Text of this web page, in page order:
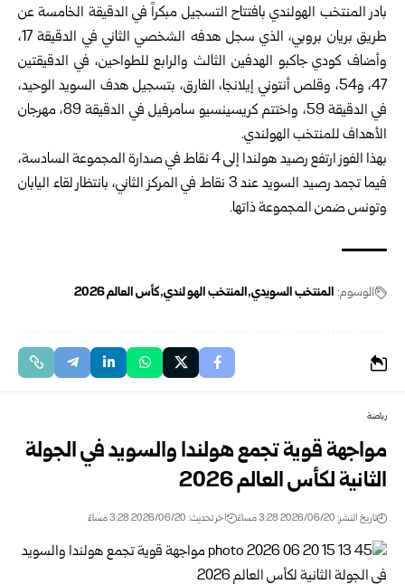
بادر المنتخب الهولندي بافتتاح التسجيل مبكراً في الدقيقة الخامسة عن
طريق بريان بروبي، الذي سجل هدفه الشخصي الثاني في الدقيقة 17،
وأضاف كودي جاكبو الهدفين الثالث والرابع للطواحين، في الدقيقتين
47، و54، وقلص أنتوني إيلانجا، الفارق، بتسجيل هدف السويد الوحيد،
في الدقيقة 59، واختتم كريسينسيو سامرفيل في الدقيقة 89، مهرجان
الأهداف للمنتخب الهولندي.
بهذا الفوز ارتفع رصيد هولندا إلى 4 نقاط في صدارة المجموعة السادسة،
فيما تجمد رصيد السويد عند 3 نقاط في المركز الثاني، بانتظار لقاء اليابان
وتونس ضمن المجموعة ذاتها.
الوسوم: المنتخب السويدي المنتخب الهو لندي كأس العالم 2026
رياضة
مواجهة قوية تجمع هولندا والسويد في الجولة
الثانية لكأس العالم 2026
تاريخ النشر: 2026/06/20 3:28 مساءً اخر تحديث: 2026/06/20 3:28 مساءً